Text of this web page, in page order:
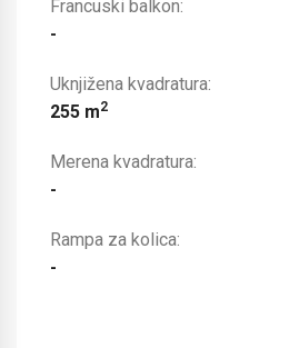
Francuski balkon:
-
Uknjižena kvadratura:
255 m2
Merena kvadratura:
-
Rampa za kolica:
-